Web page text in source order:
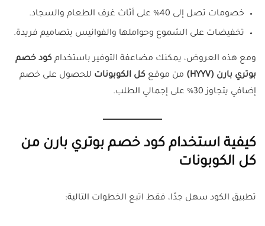
خصومات تصل إلى 40% على أثاث غرف الطعام والسجاد.
تخفيضات على الشموع وحواملها والفوانيس بتصاميم فريدة.
ومع هذه العروض، يمكنك مضاعفة التوفير باستخدام كود خصم
بوتري بارن (HYYV)
من موقع كل الكوبونات للحصول على خصم
إضافي يتجاوز 30% على إجمالي الطلب.
كيفية استخدام كود خصم بوتري بارن من
كل الكوبونات
تطبيق الكود سهل جدًا، فقط اتبع الخطوات التالية: